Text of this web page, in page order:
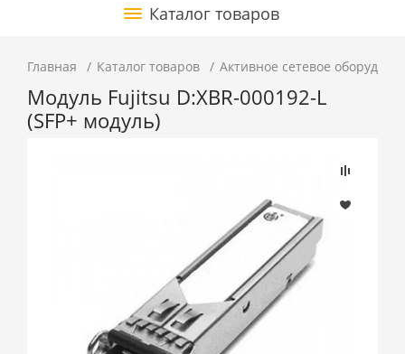
Каталог товаров
Главная Каталог товаров Активное сетевое
Модуль Fujitsu D:XBR-000192-L
(SFP+ модуль)